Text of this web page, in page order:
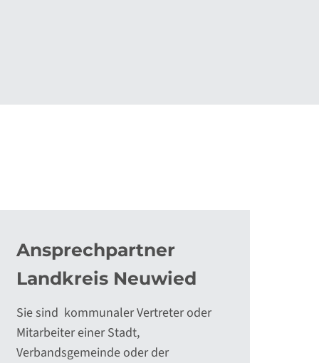
Ansprechpartner
Landkreis Neuwied
Sie sind kommunaler Vertreter oder
Mitarbeiter einer Stadt,
Verbandsgemeinde oder der